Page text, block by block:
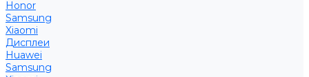
Honor
Samsung
Xiaomi
Дисплеи
Huawei
Samsung